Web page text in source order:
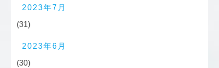
2023年7月
(31)
2023年6月
(30)